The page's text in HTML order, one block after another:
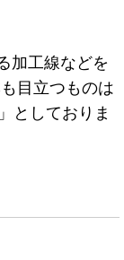
加工線などを
目立つものは
としておりま